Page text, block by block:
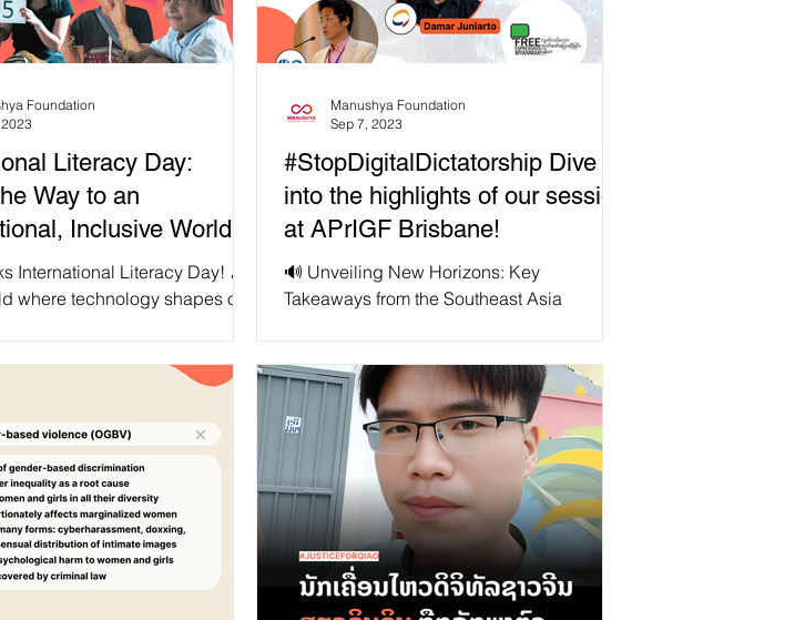
Literacy Day:
Way to an
Inclusive World
International Literacy Day! 🎉
where technology shapes our
Foundation
#StopDigitalDictatorship Dive
into the highlights of our session
at APrIGF Brisbane!
🔊 Unveiling New Horizons: Key
Takeaways from the Southeast Asia
Manushya Foundation
Sep 7, 2023